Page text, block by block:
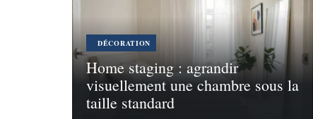
DÉCORATION
Home staging : agrandir
visuellement une chambre sous la
taille standard